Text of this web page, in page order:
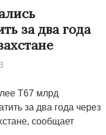
за два года
Т67 млрд
за два года через
сообщает